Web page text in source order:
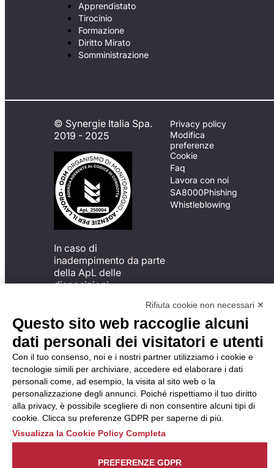
Apprendistato
Tirocinio
Formazione
Diritto Mirato
Somministrazione
© Synergie Italia Spa.
2019 - 2025
In caso di
inadempimento da parte
della ApL delle
disposizioni
possibile presentare un
reclamo
all’Organismo di
Monitoraggio utilizzando
una delle modalità
descritte al seguente
indirizzo web
https://odm-
agenzielavoro.it/reclami/.
Privacy policy
Modifica
preferenze
Cookie
Faq
Lavora con noi
SA8000Phishing
Whistleblowing
Rifiuta cookie non necessari ✕
Questo sito web raccoglie alcuni
dati personali dei visitatori e utenti
Con il tuo consenso, noi e i nostri partner utilizziamo i cookie e
tecnologie simili per archiviare, accedere ed elaborare i dati
personali come, ad esempio, la visita al sito web o la
personalizzazione degli annunci. Poiché rispettiamo il tuo diritto
alla privacy, è possibile scegliere di non consentire alcuni tipi di
cookie. Clicca su preferenze GDPR per saperne di più.
Visualizza la Cookie Policy Completa
PREFERENZE GDPR